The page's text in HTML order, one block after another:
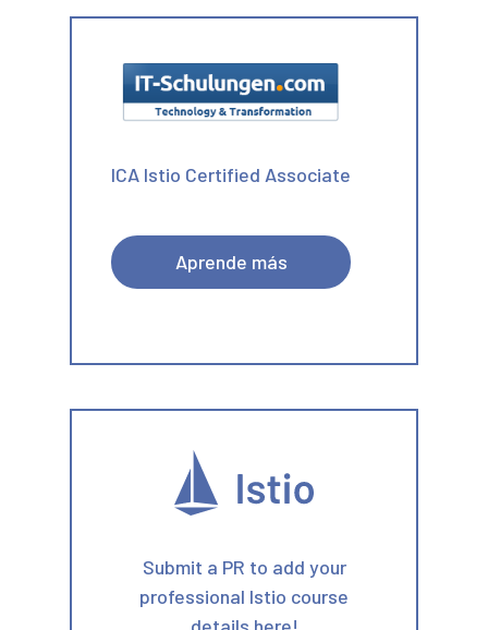
ICA Istio Certified Associate
Aprende más
Submit a PR to add your
professional Istio course